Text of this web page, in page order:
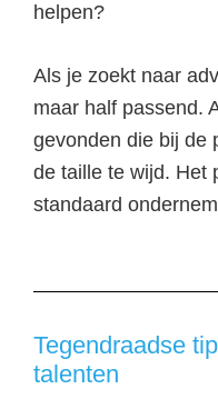
helpen?
Als je zoekt naar
maar half passend.
gevonden die bij de
de taille te wijd. Het
standaard
Tegendraadse
talenten